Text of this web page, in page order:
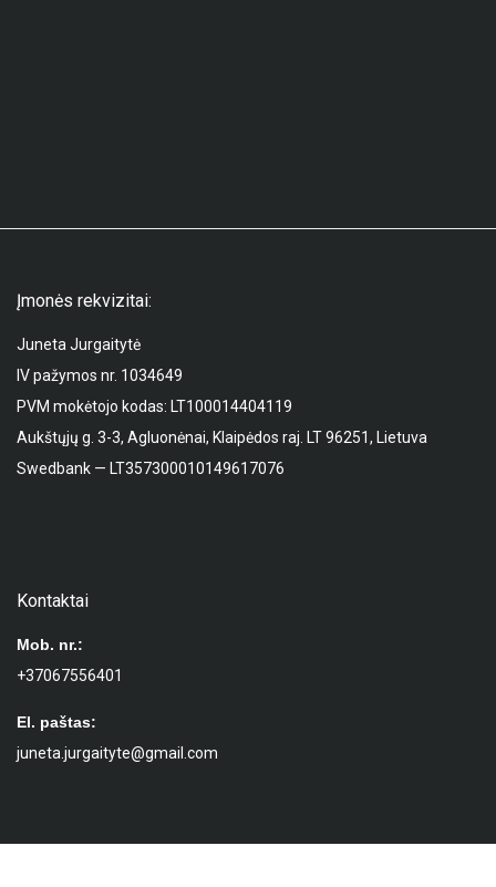
Įmonės rekvizitai:
Juneta Jurgaitytė
IV pažymos nr. 1034649
PVM mokėtojo kodas: LT100014404119
Aukštųjų g. 3-3, Agluonėnai, Klaipėdos raj. LT 96251, Lietuva
Swedbank — LT357300010149617076
Kontaktai
Mob. nr.:
+37067556401
El. paštas:
juneta.jurgaityte@gmail.com